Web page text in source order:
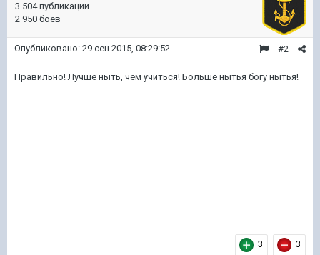
3 504 публикации
2 950 боёв
#2
Опубликовано: 29 сен 2015, 08:29:52
Правильно! Лучше ныть, чем учиться! Больше нытья богу нытья!
3 3